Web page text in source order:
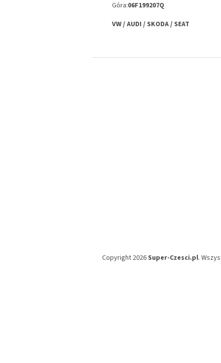
Góra:06F199207Q
VW / AUDI / SKODA / SEAT
Copyright 2026Super-Czesci.pl.